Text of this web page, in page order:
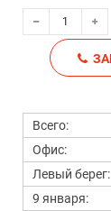
Всего:
Офис:
Левый берег:
9 января: